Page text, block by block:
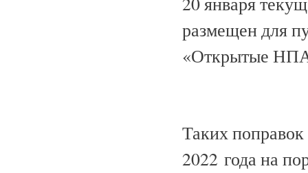
размещен для
«Открытые
Таких
2022 года на